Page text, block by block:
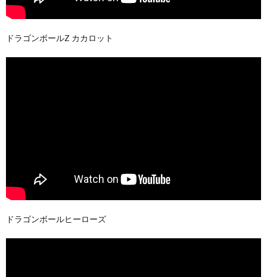
ドラゴンボールZ カカロット
ドラゴンボールヒーローズ